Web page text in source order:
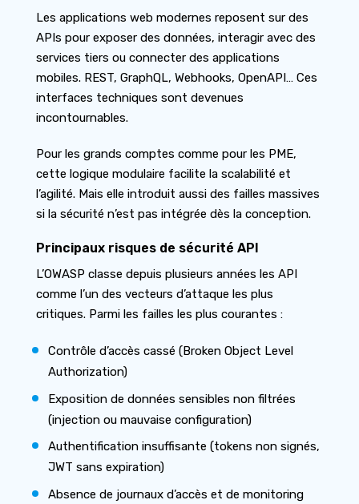
Les applications web modernes reposent sur des
APIs pour exposer des données, interagir avec des
services tiers ou connecter des applications
mobiles. REST, GraphQL, Webhooks, OpenAPI… Ces
interfaces techniques sont devenues
incontournables.
Pour les grands comptes comme pour les PME,
cette logique modulaire facilite la scalabilité et
l’agilité. Mais elle introduit aussi des failles massives
si la sécurité n’est pas intégrée dès la conception.
Principaux risques de sécurité API
L’OWASP classe depuis plusieurs années les API
comme l’un des vecteurs d’attaque les plus
critiques. Parmi les failles les plus courantes :
Contrôle d’accès cassé (Broken Object Level
Authorization)
Exposition de données sensibles non filtrées
(injection ou mauvaise configuration)
Authentification insuffisante (tokens non signés,
JWT sans expiration)
Absence de journaux d’accès et de monitoring